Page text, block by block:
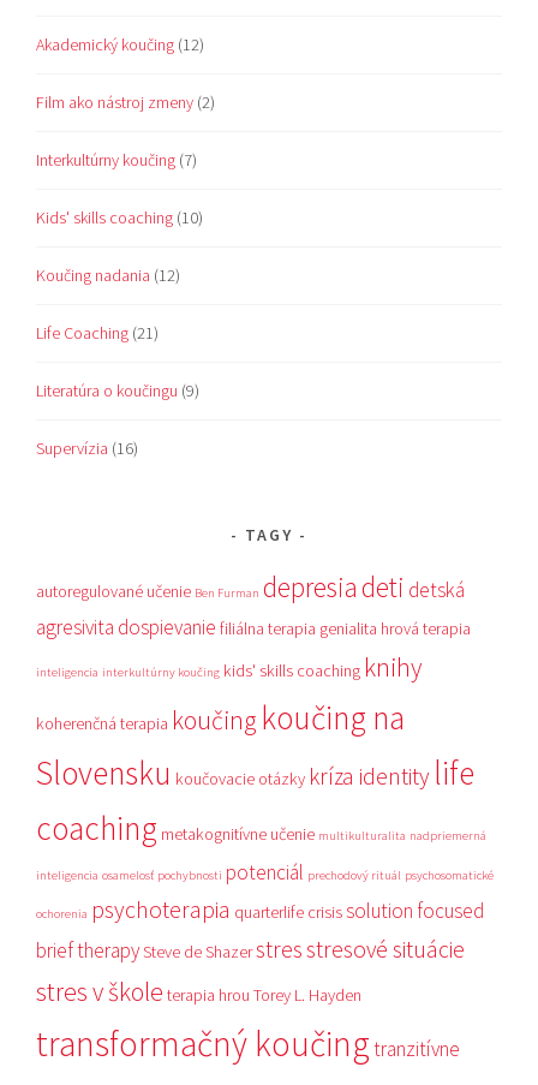
Akademický koučing (12)
Film ako nástroj zmeny (2)
Interkultúrny koučing (7)
Kids' skills coaching (10)
Koučing nadania (12)
Life Coaching (21)
Literatúra o koučingu (9)
Supervízia (16)
TAGY
autoregulované učenie Ben Furman depresiadeti detská
agresivita dospievanie filiálna terapia genialita hrová terapia
inteligencia interkultúrny koučing kids' skills coaching knihy
koherenčná terapia koučing koučing na
Slovensku koučovacie otázky kríza identity life
coaching metakognitívne učenie multikulturalita nadpriemerná
inteligencia osamelosť pochybnosti potenciál prechodový rituál psychosomatické
ochorenia psychoterapia quarterlife crisissolution focused
brief therapySteve de Shazerstresstresové situácie
stres v škole terapia hrou Torey L. Hayden
transformačný koučingtranzitívne